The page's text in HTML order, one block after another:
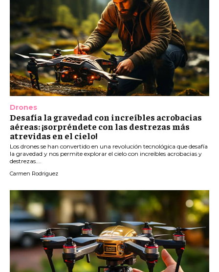
Drones
Desafía la gravedad con increíbles acrobacias
aéreas: ¡sorpréndete con las destrezas más
atrevidas en el cielo!
Los drones se han convertido en una revolución tecnológica que desafía
la gravedad y nos permite explorar el cielo con increíbles acrobacias y
destrezas....
Carmen Rodriguez